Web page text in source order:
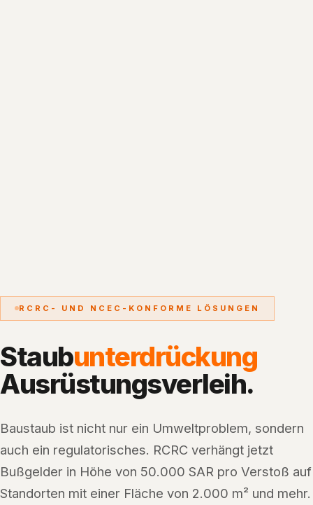
RCRC- UND NCEC-KONFORME LÖSUNGEN
Staubunterdrückung
Ausrüstungsverleih.
Baustaub ist nicht nur ein Umweltproblem, sondern
auch ein regulatorisches. RCRC verhängt jetzt
Bußgelder in Höhe von 50.000 SAR pro Verstoß auf
Standorten mit einer Fläche von 2.000 m² und mehr.